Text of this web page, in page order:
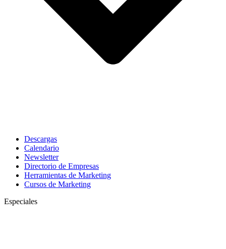
Descargas
Calendario
Newsletter
Directorio de Empresas
Herramientas de Marketing
Cursos de Marketing
Especiales